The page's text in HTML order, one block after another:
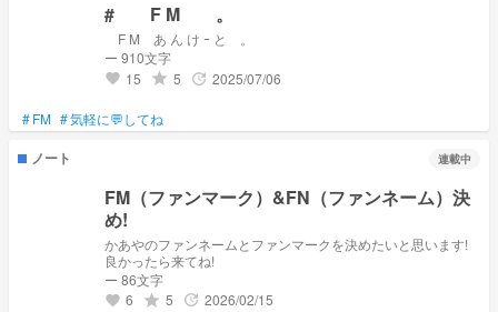
# F M 。
F M あ ん け ｰ と 。
ー 910文字
favorite 15 grade 5 update 2025/07/06
#FM #気軽に💬してね
ノート 連載中
FM（ファンマーク）&FN（ファンネーム）決
め!
かあやのファンネームとファンマークを決めたいと思います!
良かったら来てね!
ー 86文字
favorite 6 grade 5 update 2026/02/15